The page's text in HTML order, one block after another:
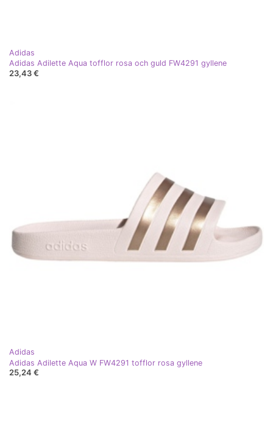
Adidas
Adidas Adilette Aqua tofflor rosa och guld FW4291 gyllene
23,43 €
Adidas
Adidas Adilette Aqua W FW4291 tofflor rosa gyllene
25,24 €